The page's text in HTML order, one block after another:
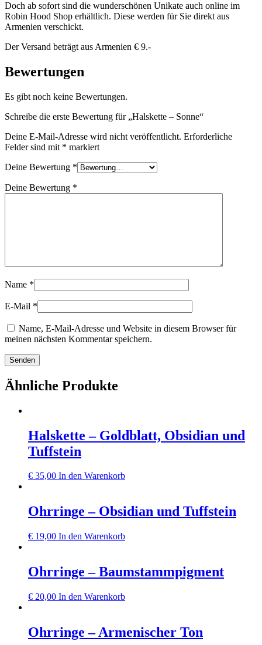
Doch ab sofort sind die wunderschönen Unikate auch online im
Robin Hood Shop erhältlich. Diese werden für Sie direkt aus
Armenien verschickt.
Der Versand beträgt aus Armenien € 9.-
Bewertungen
Es gibt noch keine Bewertungen.
Schreibe die erste Bewertung für „Halskette – Sonne“
Deine E-Mail-Adresse wird nicht veröffentlicht. Erforderliche
Felder sind mit * markiert
Deine Bewertung *
Deine Bewertung *
Name *
E-Mail *
Name, E-Mail-Adresse und Website in diesem Browser für
meinen nächsten Kommentar speichern.
Ähnliche Produkte
Halskette – Goldblatt, Obsidian und
Tuffstein
€ 35,00 In den Warenkorb
Ohrringe – Obsidian und Tuffstein
€ 19,00 In den Warenkorb
Ohrringe – Baumstammpigment
€ 20,00 In den Warenkorb
Ohrringe – Armenischer Ton